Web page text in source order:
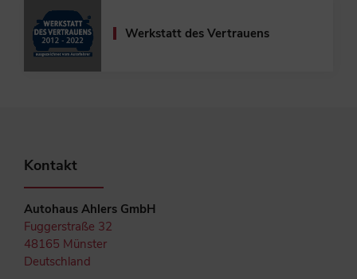
Werkstatt des Vertrauens
Kontakt
Autohaus Ahlers GmbH
Fuggerstraße 32
48165 Münster
Deutschland